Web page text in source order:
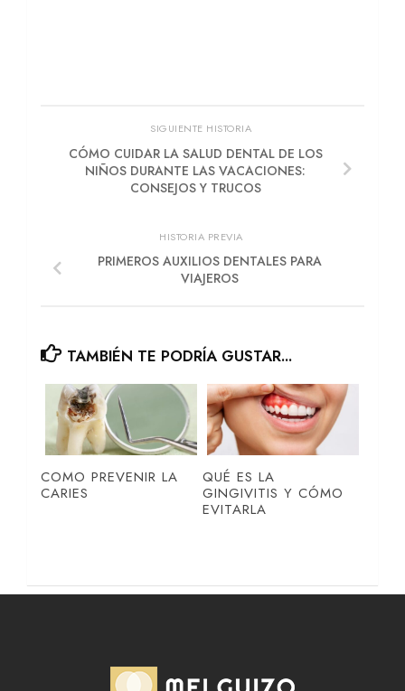
SIGUIENTE HISTORIA
CÓMO CUIDAR LA SALUD DENTAL DE LOS
NIÑOS DURANTE LAS VACACIONES:
CONSEJOS Y TRUCOS
HISTORIA PREVIA
PRIMEROS AUXILIOS DENTALES PARA
VIAJEROS
TAMBIÉN TE PODRÍA GUSTAR...
COMO PREVENIR LA
CARIES
QUÉ ES LA
GINGIVITIS Y CÓMO
EVITARLA